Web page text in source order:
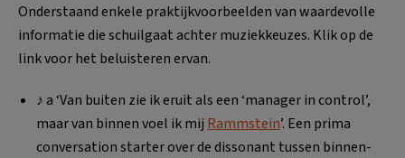
Onderstaand enkele praktijkvoorbeelden van waardevolle
informatie die schuilgaat achter muziekkeuzes. Klik op de
link voor het beluisteren ervan.
♪ a ‘Van buiten zie ik eruit als een ‘manager in control’,
maar van binnen voel ik mij Rammstein’. Een prima
conversation starter over de dissonant tussen binnen-